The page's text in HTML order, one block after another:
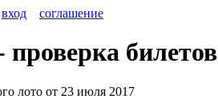
вход соглашение
проверка билетов